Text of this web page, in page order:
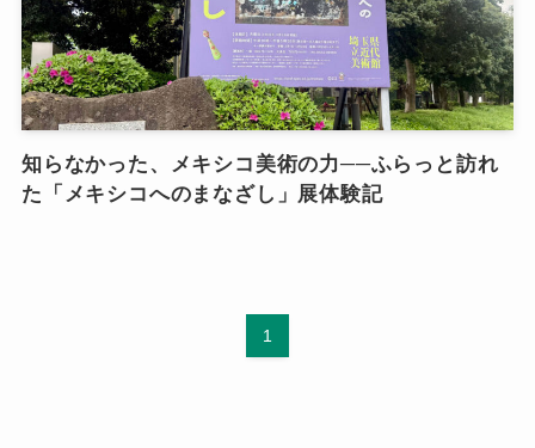
知らなかった、メキシコ美術の力──ふらっと訪れ
た「メキシコへのまなざし」展体験記
1